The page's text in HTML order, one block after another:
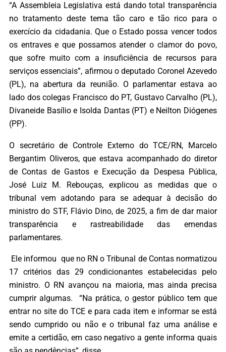
“A Assembleia Legislativa está dando total transparência
no tratamento deste tema tão caro e tão rico para o
exercício da cidadania. Que o Estado possa vencer todos
os entraves e que possamos atender o clamor do povo,
que sofre muito com a insuficiência de recursos para
serviços essenciais”, afirmou o deputado Coronel Azevedo
(PL), na abertura da reunião. O parlamentar estava ao
lado dos colegas Francisco do PT, Gustavo Carvalho (PL),
Divaneide Basílio e Isolda Dantas (PT) e Neilton Diógenes
(PP).
O secretário de Controle Externo do TCE/RN, Marcelo
Bergantim Oliveros, que estava acompanhado do diretor
de Contas de Gastos e Execução da Despesa Pública,
José Luiz M. Rebouças, explicou as medidas que o
tribunal vem adotando para se adequar à decisão do
ministro do STF, Flávio Dino, de 2025, a fim de dar maior
transparência e rastreabilidade das emendas
parlamentares.
Ele informou que no RN o Tribunal de Contas normatizou
17 critérios das 29 condicionantes estabelecidas pelo
ministro. O RN avançou na maioria, mas ainda precisa
cumprir algumas. “Na prática, o gestor público tem que
entrar no site do TCE e para cada item e informar se está
sendo cumprido ou não e o tribunal faz uma análise e
emite a certidão, em caso negativo a gente informa quais